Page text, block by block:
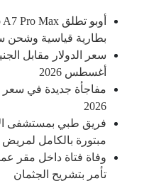
بطارية قياسية وشحن سريع
أغسطس 2026
2026
فريق طبي بمستشفى
مبتورة بالكامل لمريض
وفاة فتاة داخل مقر
تأمر بتشريح الجثمان